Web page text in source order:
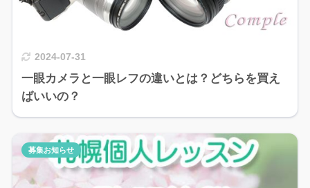
2024-07-31
一眼カメラと一眼レフの違いとは？どちらを買え
ばいいの？
募集お知らせ